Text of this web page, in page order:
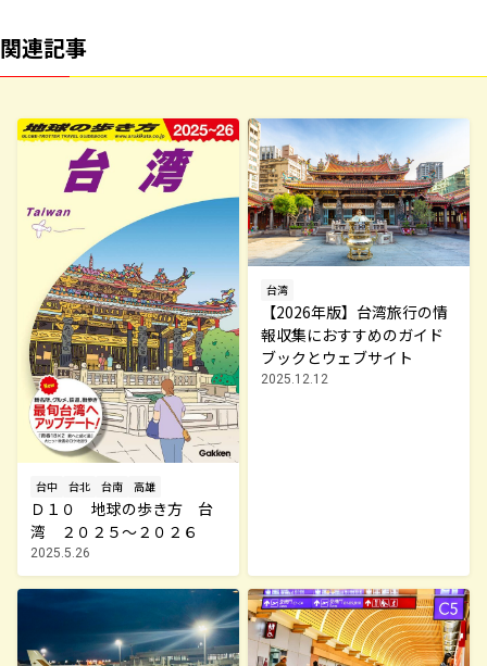
関連記事
台中 台北 台南 高雄
Ｄ１０ 地球の歩き方 台
湾 ２０２５～２０２６
2025.5.26
台湾
【2026年版】台湾旅行の情
報収集におすすめのガイド
ブックとウェブサイト
2025.12.12